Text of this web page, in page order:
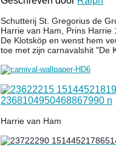
Schutterij St. Gregorius de
Harrie van Ham, Prins Harrie
De Klotsköp en wenst hem
toe met zijn carnavalshit "De
Harrie van Ham